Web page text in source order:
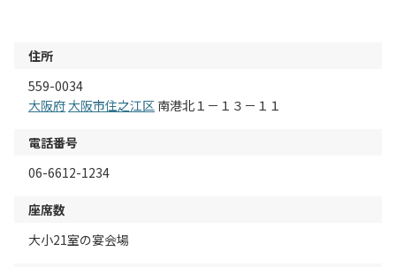
住所
559-0034
大阪府大阪市住之江区 南港北１－１３－１１
電話番号
06-6612-1234
座席数
大小21室の宴会場